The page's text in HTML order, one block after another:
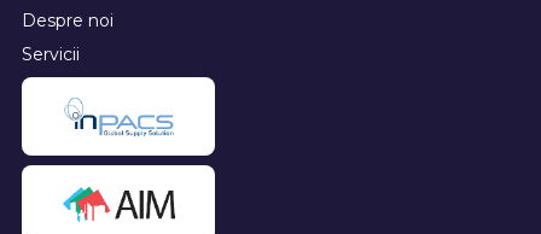
Despre noi
Servicii